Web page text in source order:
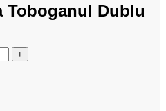
Toboganul Dublu
+